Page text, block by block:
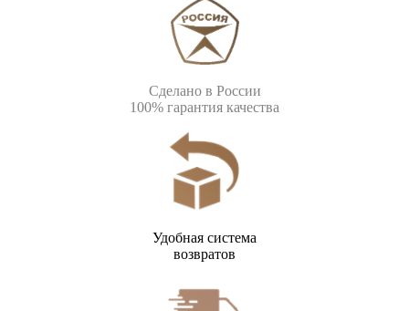
Сделано в России
100% гарантия качества
Удобная система
возвратов